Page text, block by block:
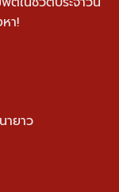
า!
ายาว